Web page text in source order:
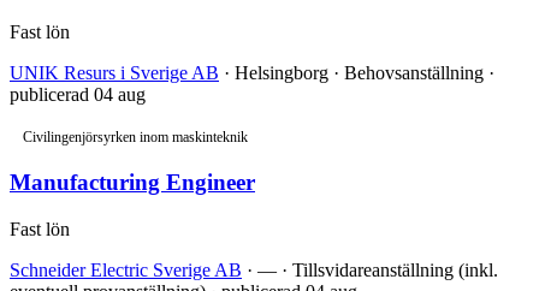
Fast lön
UNIK Resurs i Sverige AB · Helsingborg · Behovsanställning ·
publicerad 04 aug
Civilingenjörsyrken inom maskinteknik
Manufacturing Engineer
Fast lön
Schneider Electric Sverige AB · — · Tillsvidareanställning (inkl.